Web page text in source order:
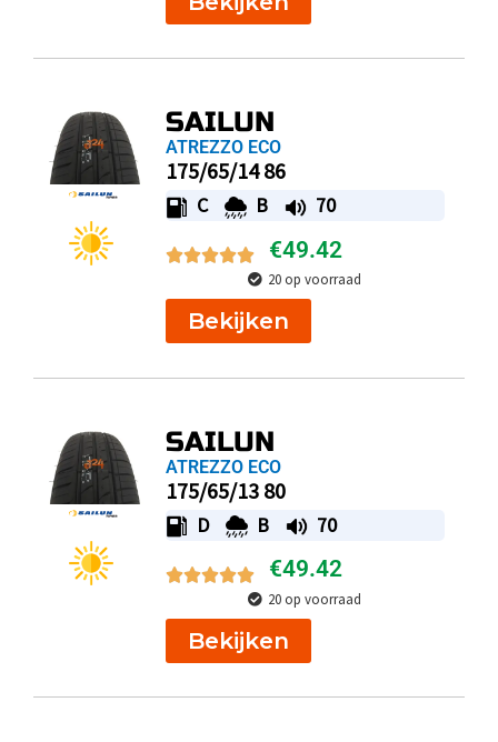
SAILUN
ATREZZO ECO
175/65/14 86
C B 70
€49.42
20 op voorraad
Bekijken
SAILUN
ATREZZO ECO
175/65/13 80
D B 70
€49.42
20 op voorraad
Bekijken